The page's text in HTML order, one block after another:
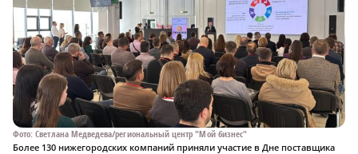
Фото: Светлана Медведева/региональный центр "Мой бизнес"
Более 130 нижегородских компаний приняли участие в Дне поставщика